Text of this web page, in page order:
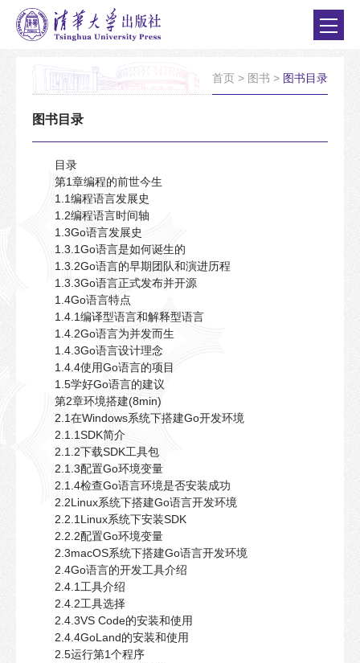
首页 > 图书 > 图书目录
图书目录
目录
第1章编程的前世今生
1.1编程语言发展史
1.2编程语言时间轴
1.3Go语言发展史
1.3.1Go语言是如何诞生的
1.3.2Go语言的早期团队和演进历程
1.3.3Go语言正式发布并开源
1.4Go语言特点
1.4.1编译型语言和解释型语言
1.4.2Go语言为并发而生
1.4.3Go语言设计理念
1.4.4使用Go语言的项目
1.5学好Go语言的建议
第2章环境搭建(8min)
2.1在Windows系统下搭建Go开发环境
2.1.1SDK简介
2.1.2下载SDK工具包
2.1.3配置Go环境变量
2.1.4检查Go语言环境是否安装成功
2.2Linux系统下搭建Go语言开发环境
2.2.1Linux系统下安装SDK
2.2.2配置Go环境变量
2.3macOS系统下搭建Go语言开发环境
2.4Go语言的开发工具介绍
2.4.1工具介绍
2.4.2工具选择
2.4.3VS Code的安装和使用
2.4.4GoLand的安装和使用
2.5运行第1个程序